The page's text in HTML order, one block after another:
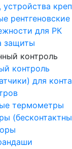
для РК
защиты
контроль
для
термометры